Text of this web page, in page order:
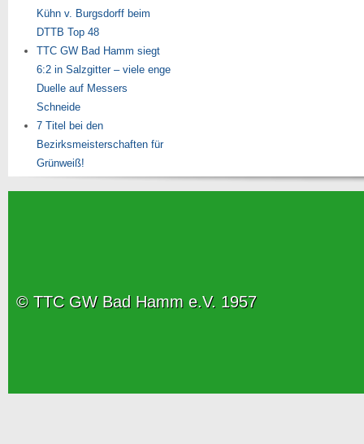
Kühn v. Burgsdorff beim
DTTB Top 48
TTC GW Bad Hamm siegt
6:2 in Salzgitter – viele enge
Duelle auf Messers
Schneide
7 Titel bei den
Bezirksmeisterschaften für
Grünweiß!
© TTC GW Bad Hamm e.V. 1957